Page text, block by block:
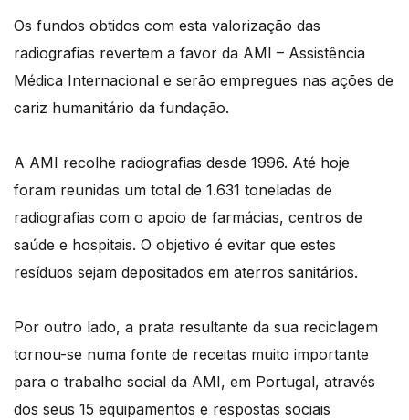
Os fundos obtidos com esta valorização das
radiografias revertem a favor da AMI – Assistência
Médica Internacional e serão empregues nas ações de
cariz humanitário da fundação.
A AMI recolhe radiografias desde 1996. Até hoje
foram reunidas um total de 1.631 toneladas de
radiografias com o apoio de farmácias, centros de
saúde e hospitais. O objetivo é evitar que estes
resíduos sejam depositados em aterros sanitários.
Por outro lado, a prata resultante da sua reciclagem
tornou-se numa fonte de receitas muito importante
para o trabalho social da AMI, em Portugal, através
dos seus 15 equipamentos e respostas sociais